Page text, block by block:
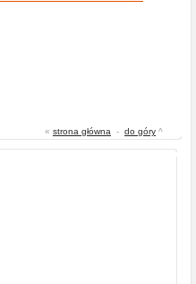
« strona główna - do góry ^